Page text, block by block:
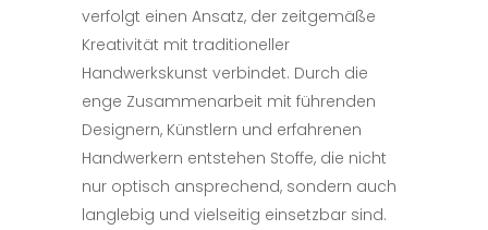
verfolgt einen Ansatz, der zeitgemäße
Kreativität mit traditioneller
Handwerkskunst verbindet. Durch die
enge Zusammenarbeit mit führenden
Designern, Künstlern und erfahrenen
Handwerkern entstehen Stoffe, die nicht
nur optisch ansprechend, sondern auch
langlebig und vielseitig einsetzbar sind.